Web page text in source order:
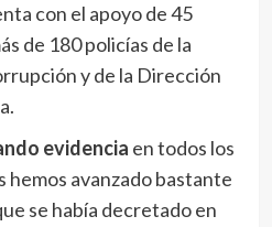
con el apoyo de 45
de 180 policías de la
y de la Dirección
evidencia en todos los
hemos avanzado bastante
se había decretado en